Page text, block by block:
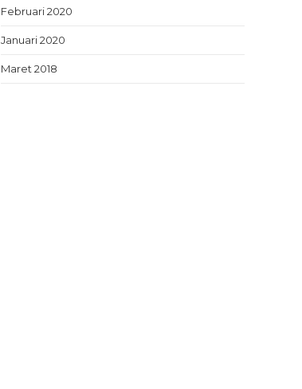
Februari 2020
Januari 2020
Maret 2018